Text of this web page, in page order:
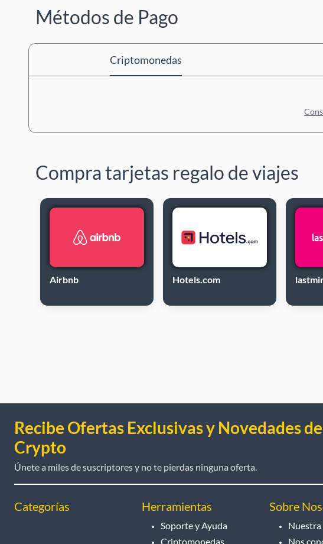
Métodos de Pago
Criptomonedas
Compra tarjetas regalo de viajes
Airbnb Hotels.com
Recibe Ofertas Exclusivas y Novedades de
Crypto
Únete a miles de suscriptores y no te pierdas ninguna oferta.
Categorías Herramientas
Soporte y Ayuda
Criptomonedas
Sobre
Nos